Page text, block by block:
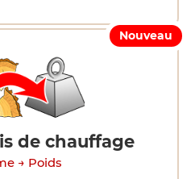
Nouveau
de chauffage
→ Poids